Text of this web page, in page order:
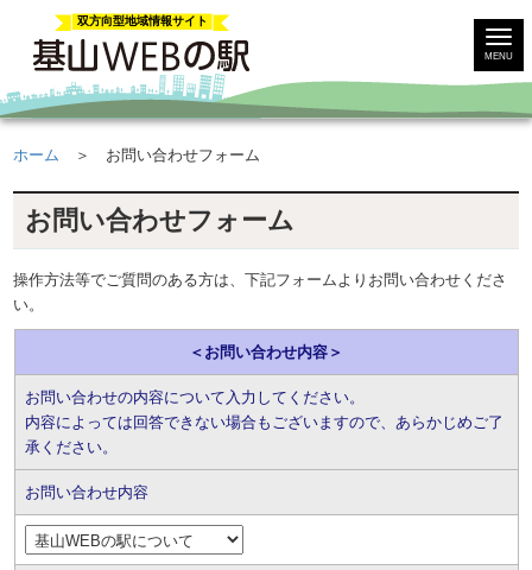
MENU
双方向型地域情報サイト
ホーム ＞ お問い合わせフォーム
お問い合わせフォーム
操作方法等でご質問のある方は、下記フォームよりお問い合わせくださ
い。
＜お問い合わせ内容＞
お問い合わせの内容について入力してください。
内容によっては回答できない場合もございますので、あらかじめご了
承ください。
お問い合わせ内容